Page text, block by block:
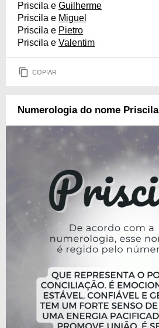
Priscila e Guilherme
Priscila e Miguel
Priscila e Pietro
Priscila e Valentim
COPIAR
Numerologia do nome Priscila